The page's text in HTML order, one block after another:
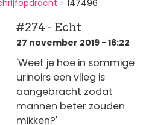
147496
#274 - Echt
27 november 2019 - 16:22
'Weet je hoe in sommige
urinoirs een vlieg is
aangebracht zodat
mannen beter zouden
mikken?'